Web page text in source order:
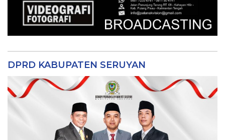
DPRD KABUPATEN SERUYAN